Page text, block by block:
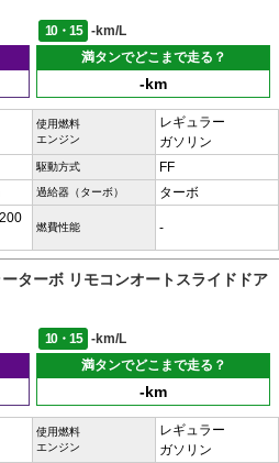
10・15
-km/L
満タンでどこまで走る？
-km
使用燃料
エンジン
レギュラー
ガソリン
駆動方式 FF
過給器（ターボ） ターボ
燃費性能 -
ターボ リモコンオートスライドドア
10・15
-km/L
満タンでどこまで走る？
-km
使用燃料
エンジン
レギュラー
ガソリン